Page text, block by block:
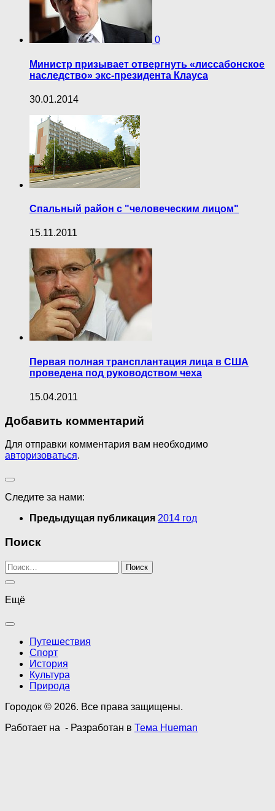
0
Министр призывает отвергнуть «лиссабонское
наследство» экс-президента Клауса
30.01.2014
Спальный район с "человеческим лицом"
15.11.2011
Первая полная трансплантация лица в США
проведена под руководством чеха
15.04.2011
Добавить комментарий
Для отправки комментария вам необходимо
авторизоваться.
Следите за нами:
Предыдущая публикация 2014 год
Поиск
Найти:
Ещё
Путешествия
Спорт
История
Культура
Природа
Городок © 2026. Все права защищены.
Работает на - Разработан в Тема Hueman